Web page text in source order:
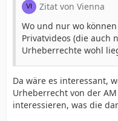
Zitat von Vienna
Wo und nur wo
Privatvideos (die auch
Urheberrechte wohl
Da wäre es interessant,
Urheberrecht von der
interessieren, was die